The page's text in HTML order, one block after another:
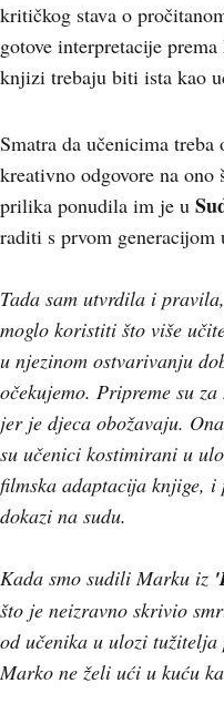
kritičkog stava o
gotove interpretacije
knjizi trebaju biti ista kao
Smatra da učenicima
kreativno odgovore na
prilika ponudila im je u
raditi s prvom generacijom
Tada sam utvrdila i
moglo koristiti što više
u njezinom ostvarivanju
očekujemo. Pripreme su
jer je djeca obožavaju.
su učenici kostimirani u
filmska adaptacija knjige,
dokazi na sudu.
Kada smo sudili Marku iz
što je neizravno skrivio
od učenika u ulozi
Marko ne želi ući u kuću